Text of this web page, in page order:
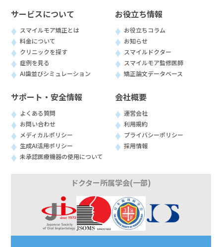
サービスについて
スマイルモア矯正とは
料金について
クリニックを探す
症例を見る
AI歯並びシミュレーション
お役立ち情報
お役立ちコラム
お知らせ
スマイルドクター
スマイルモア監修医師
矯正論文データベース
サポート・安全情報
よくある質問
お問い合わせ
メディカルポリシー
生成AI活用ポリシー
未承認医療機器の使用について
会社概要
運営会社
利用規約
プライバシーポリシー
採用情報
ドクター所属学会(一部)